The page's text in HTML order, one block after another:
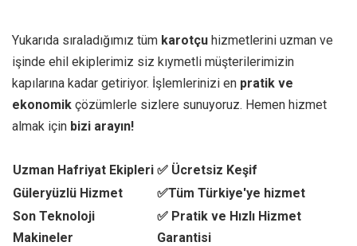
Yukarıda sıraladığımız tüm karotçu hizmetlerini uzman ve
işinde ehil ekiplerimiz siz kıymetli müşterilerimizin
kapılarına kadar getiriyor. İşlemlerinizi en pratik ve
ekonomik çözümlerle sizlere sunuyoruz. Hemen hizmet
almak için bizi arayın!
Uzman Hafriyat Ekipleri ✅ Ücretsiz Keşif
Güleryüzlü Hizmet
✅Tüm Türkiye'ye hizmet
Son Teknoloji
Makineler
✅ Pratik ve Hızlı Hizmet
Garantisi